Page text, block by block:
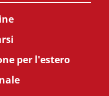
per l'estero